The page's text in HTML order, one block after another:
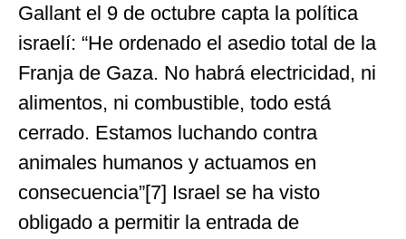
Gallant el 9 de octubre capta la política
israelí: “He ordenado el asedio total de la
Franja de Gaza. No habrá electricidad, ni
alimentos, ni combustible, todo está
cerrado. Estamos luchando contra
animales humanos y actuamos en
consecuencia”[7] Israel se ha visto
obligado a permitir la entrada de